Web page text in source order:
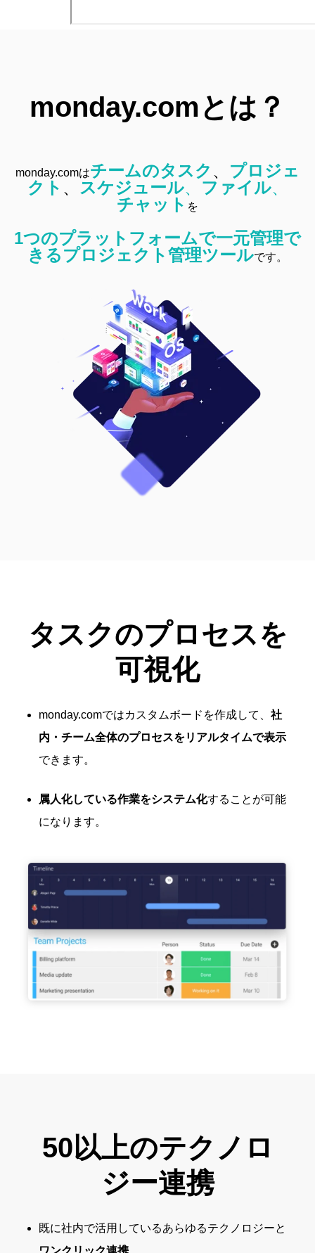
monday.comとは？
monday.comはチームのタスク 、 プロジェ
クト 、 スケジュール、 ファイル、
チャット を
1つのプラットフォームで一元管理で
きるプロジェクト管理ツールです。
タスクのプロセスを
可視化
monday.comではカスタムボードを作成して、社
内・チーム全体のプロセスをリアルタイムで表示
できます。
属人化している作業をシステム化することが可能
になります。
50以上のテクノロ
ジー連携
既に社内で活用しているあらゆるテクノロジーと